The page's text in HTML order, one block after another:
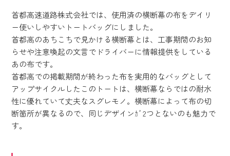
首都高速道路株式会社では、使用済の横断幕の布をデイリ
ー使いしやすいトートバッグにしました。
首都高のあちこちで見かける横断幕とは、工事期間のお知
らせや注意喚起の文言でドライバーに情報提供をしている
あの布です。
首都高での掲載期間が終わった布を実用的なバッグとして
アップサイクルしたこのトートは、横断幕ならではの耐水
性に優れていて丈夫なスグレモノ。横断幕によって布の切
断箇所が異なるので、同じデザインｶﾞ2つとないのも魅力で
す。